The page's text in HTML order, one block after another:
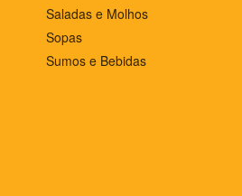
Saladas e Molhos
Sopas
Sumos e Bebidas